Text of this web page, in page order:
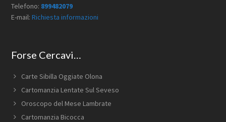
Telefono: 899482079
E-mail:Richiesta informazioni
Forse Cercavi…
Carte Sibilla Oggiate Olona
Cartomanzia Lentate Sul Seveso
Oroscopo del Mese Lambrate
Cartomanzia Bicocca